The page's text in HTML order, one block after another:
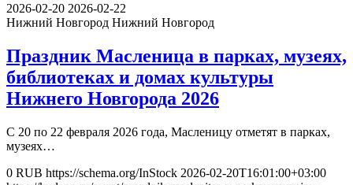
2026-02-20 2026-02-22
Нижний Новгород Нижний Новгород
Праздник Масленица в парках, музеях,
библиотеках и домах культуры
Нижнего Новгорода 2026
С 20 по 22 февраля 2026 года, Масленицу отметят в парках,
музеях…
0 RUB https://schema.org/InStock 2026-02-20T16:01:00+03:00